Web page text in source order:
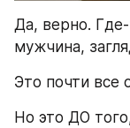
Да, верно.
мужчина,
Это почти все
Но это ДО